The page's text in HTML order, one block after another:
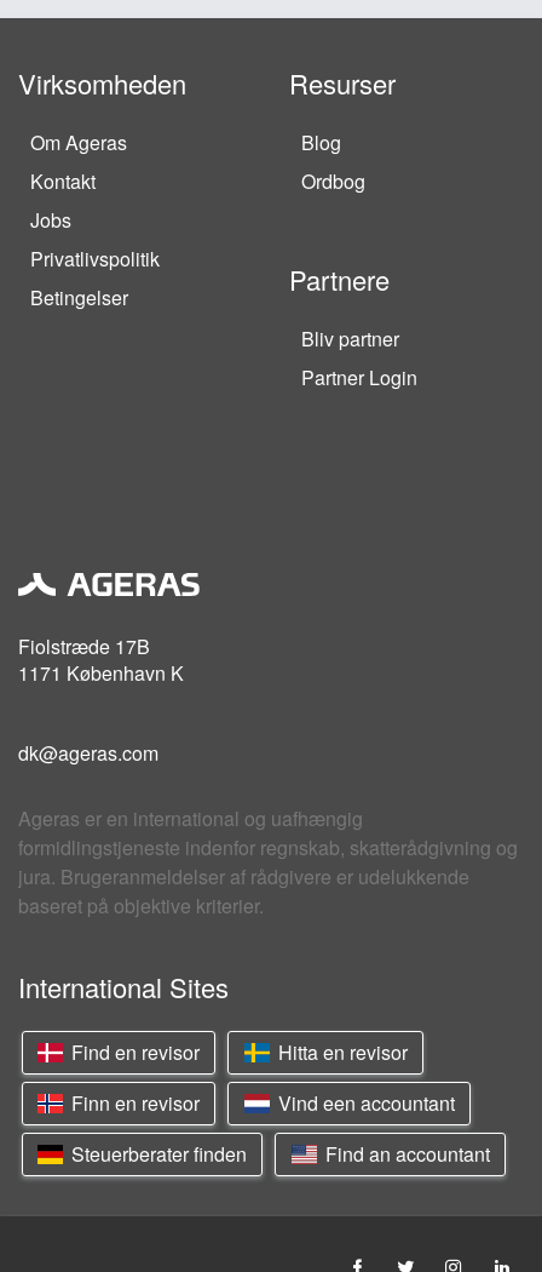
Virksomheden
Om Ageras
Kontakt
Jobs
Privatlivspolitik
Betingelser
Resurser
Blog
Ordbog
Partnere
Bliv partner
Partner Login
Fiolstræde 17B
1171 København K
dk@ageras.com
Ageras er en international og uafhængig
formidlingstjeneste indenfor regnskab, skatterådgivning og
jura. Brugeranmeldelser af rådgivere er udelukkende
baseret på objektive kriterier.
International Sites
Find en revisor
Hitta en revisor
Finn en revisor
Vind een accountant
Steuerberater finden
Find an accountant